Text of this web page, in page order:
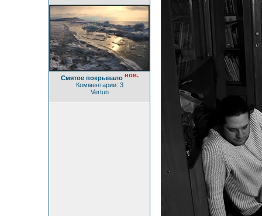
Смятое покрывало нов.
Комментарии: 3
Vertun